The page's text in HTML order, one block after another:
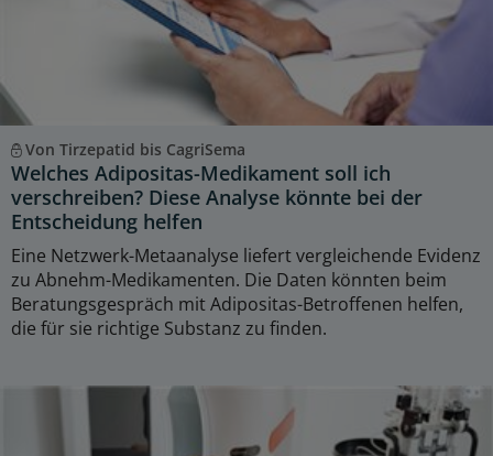
Von Tirzepatid bis CagriSema
Welches Adipositas-Medikament soll ich
verschreiben? Diese Analyse könnte bei der
Entscheidung helfen
Eine Netzwerk-Metaanalyse liefert vergleichende Evidenz
zu Abnehm-Medikamenten. Die Daten könnten beim
Beratungsgespräch mit Adipositas-Betroffenen helfen,
die für sie richtige Substanz zu finden.